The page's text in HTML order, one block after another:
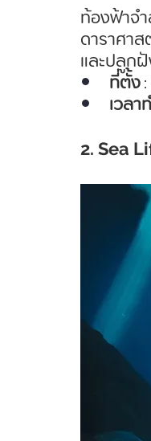
ท้องฟ้าจ
ดาราศา
และปลูก
ที่ตั้ง
เวล
2. Sea